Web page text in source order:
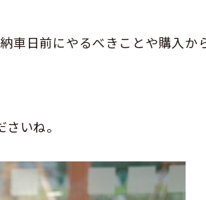
車日前にやるべきことや購入か
いね。